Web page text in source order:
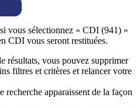
vous sélectionnez « CDI (941) »
CDI vous seront restituées.
résultats, vous pouvez supprimer
filtres et critères et relancer votre
recherche apparaissent de la façon